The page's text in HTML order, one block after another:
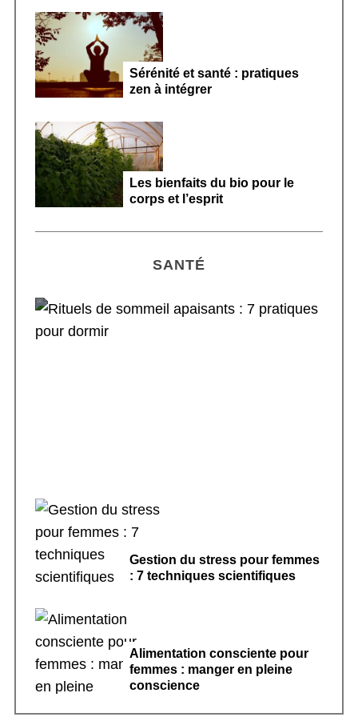
Sérénité et santé : pratiques
zen à intégrer
Les bienfaits du bio pour le
corps et l’esprit
SANTÉ
Gestion du stress pour femmes
: 7 techniques scientifiques
Alimentation consciente pour
femmes : manger en pleine
conscience